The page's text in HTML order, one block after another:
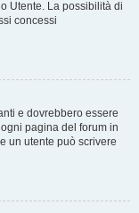
Utente. La possibilità di
concessi
e dovrebbero essere
pagina del forum in
un utente può scrivere